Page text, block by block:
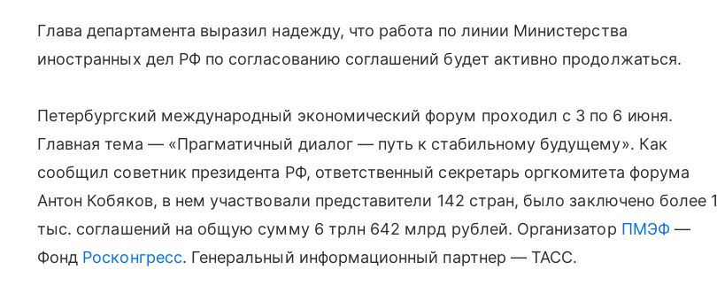
Глава департамента выразил надежду, что работа по линии Министерства
иностранных дел РФ по согласованию соглашений будет активно продолжаться.
Петербургский международный экономический форум проходил с 3 по 6 июня.
Главная тема — «Прагматичный диалог — путь к стабильному будущему». Как
сообщил советник президента РФ, ответственный секретарь оргкомитета форума
Антон Кобяков, в нем участвовали представители 142 стран, было заключено более 1
тыс. соглашений на общую сумму 6 трлн 642 млрд рублей. Организатор ПМЭФ—
Фонд Росконгресс. Генеральный информационный партнер — ТАСС.